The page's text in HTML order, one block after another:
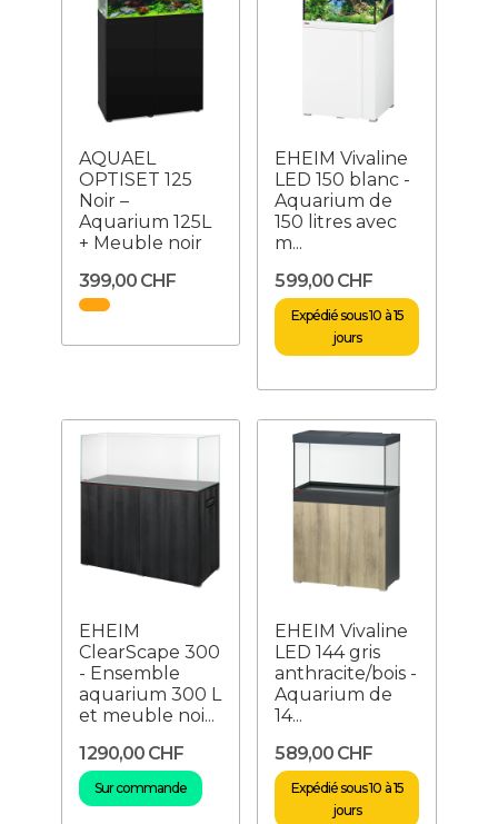
AQUAEL
OPTISET 125
Noir –
Aquarium 125L
+ Meuble noir
399,00 CHF
EHEIM Vivaline
LED 150 blanc -
Aquarium de
150 litres avec
m...
599,00 CHF
Expédié sous 10 à 15
jours
EHEIM
ClearScape 300
- Ensemble
aquarium 300 L
et meuble noi...
1 290,00 CHF
Sur commande
EHEIM Vivaline
LED 144 gris
anthracite/bois -
Aquarium de
14...
589,00 CHF
Expédié sous 10 à 15
jours